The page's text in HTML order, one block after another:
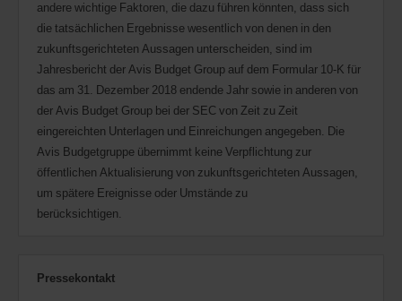
andere wichtige Faktoren, die dazu führen könnten, dass sich
die tatsächlichen Ergebnisse wesentlich von denen in den
zukunftsgerichteten Aussagen unterscheiden, sind im
Jahresbericht der Avis Budget Group auf dem Formular 10-K für
das am 31. Dezember 2018 endende Jahr sowie in anderen von
der Avis Budget Group bei der SEC von Zeit zu Zeit
eingereichten Unterlagen und Einreichungen angegeben. Die
Avis Budgetgruppe übernimmt keine Verpflichtung zur
öffentlichen Aktualisierung von zukunftsgerichteten Aussagen,
um spätere Ereignisse oder Umstände zu
berücksichtigen.
Pressekontakt